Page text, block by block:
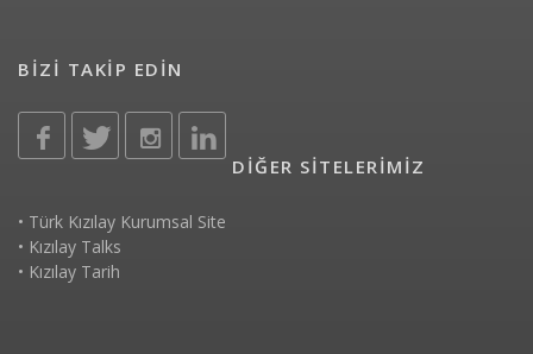
BİZİ TAKİP EDİN
DİĞER SİTELERİMİZ
• Türk Kızılay Kurumsal Site
• Kızılay Talks
• Kızılay Tarih